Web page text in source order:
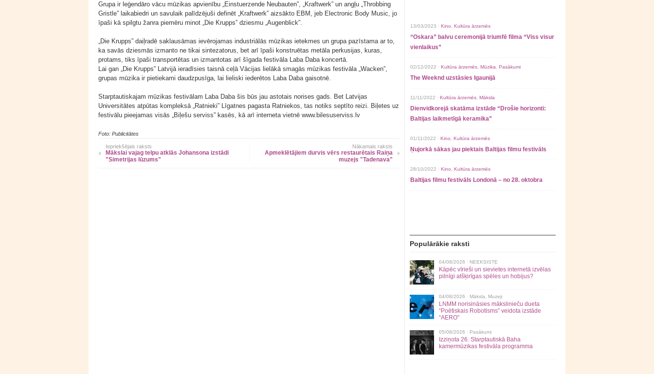
Grupa ir leģendāro vācu mūzikas apvienību „Einstuerzende Neubauten”, „Kraftwerk” un angļu „Throbbing
Gristle” laikabiedri un savulaik palīdzējuši definēt „Kraftwerk” aizsākto EBM, jeb Electronic Body Music, jo
īpaši kā spilgtu žanra piemēru minot „Die Krupps” dziesmu „Augenblick”.
„Die Krupps” daiļradē saklausāmas ievērojamas industriālās mūzikas ietekmes un grupa pazīstama ar to,
ka savās dziesmās izmanto ne tikai sintezatorus, bet arī īpaši konstruētas metāla perkusijas, kuras,
protams, tiks īpaši transportētas un izmantotas arī šīgada festivāla Laba Daba koncertā.
Lai gan „Die Krupps” Latvijā ieradīsies taisnā ceļā Vācijas lielākā smagās mūzikas festivāla „Wacken”,
grupas mūzika ir pietiekami daudzpusīga, lai lieliski iederētos Laba Daba gaisotnē.
Starptautiskajam mūzikas festivālam Laba Daba šis būs jau astotais norises gads. Bet Latvijas
Universitātes atpūtas kompleksā „Ratnieki” Līgatnes pagasta Ratniekos, tas notiks septīto reizi. Biļetes uz
festivālu pieejamas visās „Biļešu serviss” kasēs, kā arī interneta vietnē www.bilesuserviss.lv
Foto: Publicitātes
Iepriekšējais raksts
Mākslai vajag telpu atklās Johansona izstādi
"Simetrijas lūzums"
Nākamais raksts
Apmeklētājiem durvis vērs restaurētais Raiņa
muzejs "Tadenava"
13/03/2023 · Kino Kultūra ārzemēs
“Oskara” balvu ceremonijā triumfē filma “Viss visur
vienlaikus”
02/12/2022 · Kultūra ārzemēs Mūzika Pasākumi
The Weeknd uzstāsies Igaunijā
11/11/2022 · Kultūra ārzemēs Māksla
Dienvidkorejā skatāma izstāde “Drošie horizonti:
Baltijas laikmetīgā keramika”
01/11/2022 · Kino Kultūra ārzemēs
Ņujorkā sākas jau piektais Baltijas filmu festivāls
28/10/2022 · Kino Kultūra ārzemēs
Baltijas filmu festivāls Londonā – no 28. oktobra
Populārākie raksti
04/08/2026 · NEEKSISTE
Kāpēc vīrieši un sievietes internetā izvēlas
pilnīgi atšķirīgas spēles un hobijus?
04/08/2026 · Māksla Muzeji
LNMM norisināsies mākslinieču dueta
“Poētiskais Robotisms” veidota izstāde
“AERO”
05/08/2026 · Pasākumi
Izziņota 26. Starptautiskā Baha
kamermūzikas festivāla programma